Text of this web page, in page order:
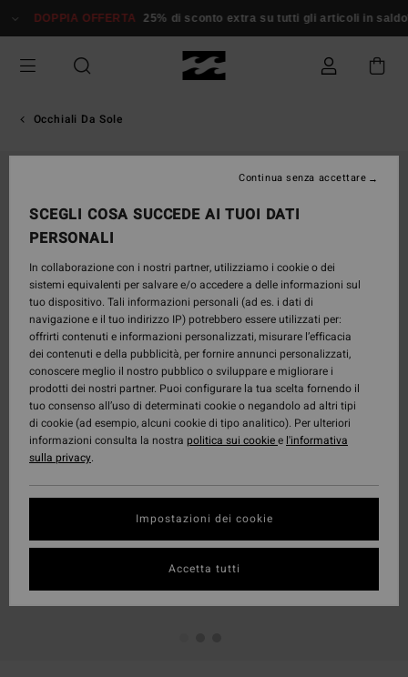
alle
prodotto
DOPPIA OFFERTA 25% di sconto extra su tutti gli articoli in saldo*
Occhiali Da Sole
SCEGLI COSA SUCCEDE AI TUOI DATI
PERSONALI
In collaborazione con i nostri partner, utilizziamo i cookie o dei
sistemi equivalenti per salvare e/o accedere a delle informazioni sul
tuo dispositivo. Tali informazioni personali (ad es. i dati di
navigazione e il tuo indirizzo IP) potrebbero essere utilizzati per:
offrirti contenuti e informazioni personalizzati, misurare l’efficacia
dei contenuti e della pubblicità, per fornire annunci personalizzati,
conoscere meglio il nostro pubblico o sviluppare e migliorare i
prodotti dei nostri partner. Puoi configurare la tua scelta fornendo il
tuo consenso all’uso di determinati cookie o negandolo ad altri tipi
di cookie (ad esempio, alcuni cookie di tipo analitico). Per ulteriori
informazioni consulta la nostra politica sui cookiee l'informativa
sulla privacy.
Impostazioni dei cookie
Continua senza accettare
Accetta tutti